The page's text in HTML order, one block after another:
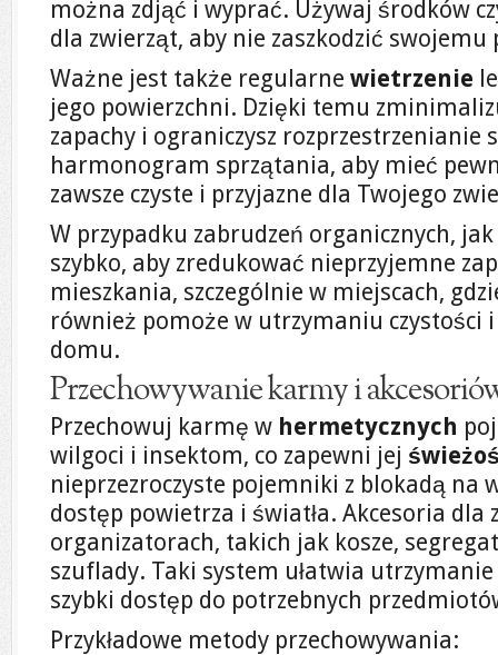
można zdjąć i wyprać. Używaj środków
dla zwierząt, aby nie zaszkodzić
Ważne jest także regularne wietrzenie
jego powierzchni. Dzięki temu
zapachy i ograniczysz rozprzestrzenianie
harmonogram sprzątania, aby mieć
zawsze czyste i przyjazne dla Twojego
W przypadku zabrudzeń organicznych,
szybko, aby zredukować nieprzyjemne
mieszkania, szczególnie w miejscach,
również pomoże w utrzymaniu czystości
domu.
Przechowywanie karmy i
Przechowuj karmę w hermetycznych
wilgoci i insektom, co zapewni jej
nieprzezroczyste pojemniki z blokadą na
dostęp powietrza i światła. Akcesoria dla
organizatorach, takich jak kosze,
szuflady. Taki system ułatwia
szybki dostęp do potrzebnych
Przykładowe metody przechowywania: